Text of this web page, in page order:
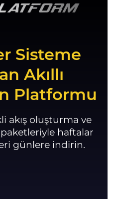
Sisteme
Akıllı
Platformu
akış oluşturma ve
haftalar
günlere indirin.